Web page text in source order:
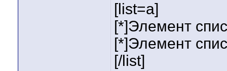
[list=a]
[*]Элемент
[*]Элемент
[/list]